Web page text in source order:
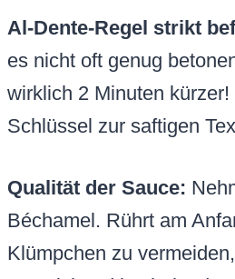
Al-Dente-Regel strikt
es nicht oft genug
wirklich 2 Minuten
Schlüssel zur saftigen
Qualität der Sauce:
Béchamel. Rührt am
Klümpchen zu